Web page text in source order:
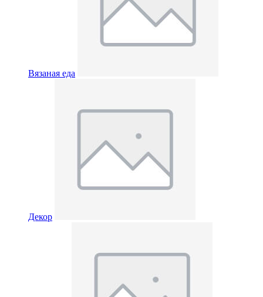
Вязаная еда
Декор